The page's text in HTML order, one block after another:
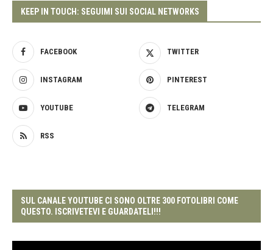
KEEP IN TOUCH: SEGUIMI SUI SOCIAL NETWORKS
FACEBOOK TWITTER
INSTAGRAM PINTEREST
YOUTUBE TELEGRAM
RSS
SUL CANALE YOUTUBE CI SONO OLTRE 300 FOTOLIBRI COME
QUESTO. ISCRIVETEVI E GUARDATELI!!!